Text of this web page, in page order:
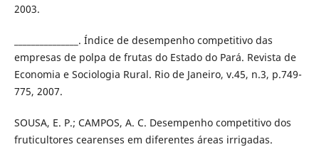
2003.
_______________. Índice de desempenho competitivo das
empresas de polpa de frutas do Estado do Pará. Revista de
Economia e Sociologia Rural. Rio de Janeiro, v.45, n.3, p.749-
775, 2007.
SOUSA, E. P.; CAMPOS, A. C. Desempenho competitivo dos
fruticultores cearenses em diferentes áreas irrigadas.